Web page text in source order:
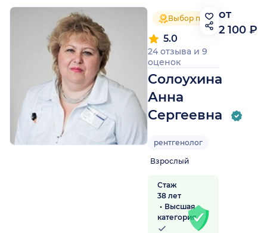
Выбор пациентов 2025
Солоухина
Анна
Сергеевна
5.0
24 отзыва и 9
оценок
рентгенолог
Взрослый
Стаж
38 лет
Высшая
категория
от
2 100 ₽